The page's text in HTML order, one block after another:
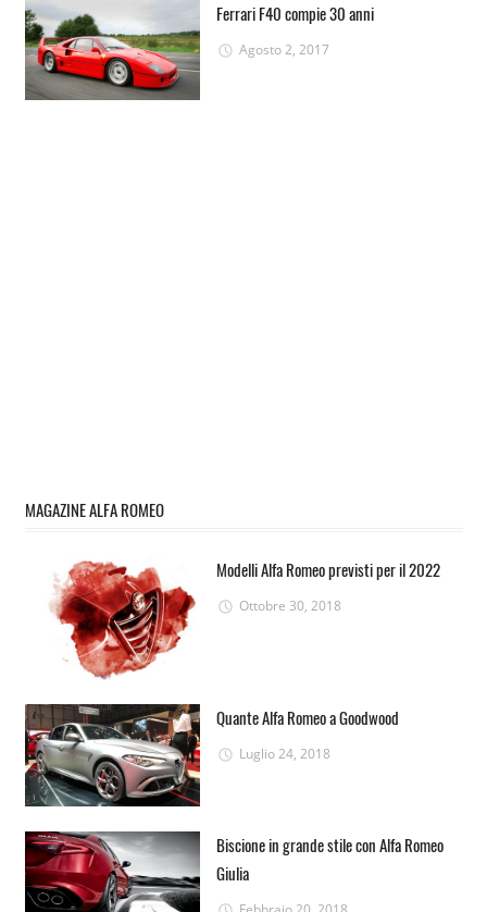
Ferrari F40 compie 30 anni
Agosto 2, 2017
MAGAZINE ALFA ROMEO
Modelli Alfa Romeo previsti per il 2022
Ottobre 30, 2018
Quante Alfa Romeo a Goodwood
Luglio 24, 2018
Biscione in grande stile con Alfa Romeo
Giulia